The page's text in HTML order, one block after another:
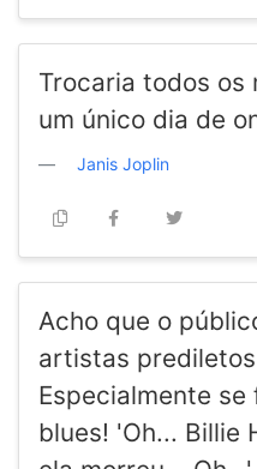
Trocaria todos os
um único dia de
Janis Joplin
Acho que o
artistas
Especialmente
blues! 'Oh... Billie